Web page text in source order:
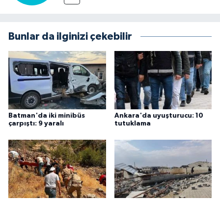
Bunlar da ilginizi çekebilir
Batman'da iki minibüs
çarpıştı: 9 yaralı
Ankara'da uyuşturucu: 10
tutuklama